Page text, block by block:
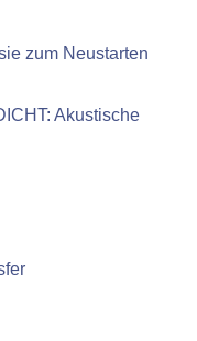
zum Neustarten
Akustische